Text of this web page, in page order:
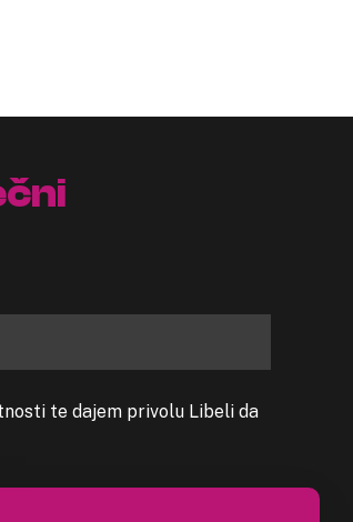
te dajem privolu Libeli da